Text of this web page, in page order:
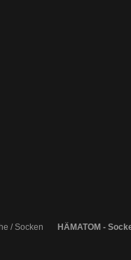
/ Socken HÄMATOM -